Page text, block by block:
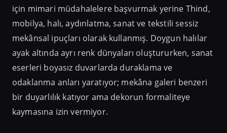
için mimari müdahalelere başvurmak yerine Thind,
mobilya, halı, aydınlatma, sanat ve tekstili sessiz
mekânsal ipuçları olarak kullanmış. Doygun halılar
ayak altında ayrı renk dünyaları oluştururken, sanat
eserleri boyasız duvarlarda duraklama ve
odaklanma anları yaratıyor; mekâna galeri benzeri
bir duyarlılık katıyor ama dekorun formaliteye
kaymasına izin vermiyor.